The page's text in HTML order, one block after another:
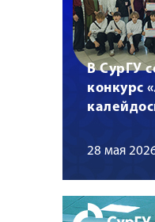
В СурГУ
конкурс
28 мая